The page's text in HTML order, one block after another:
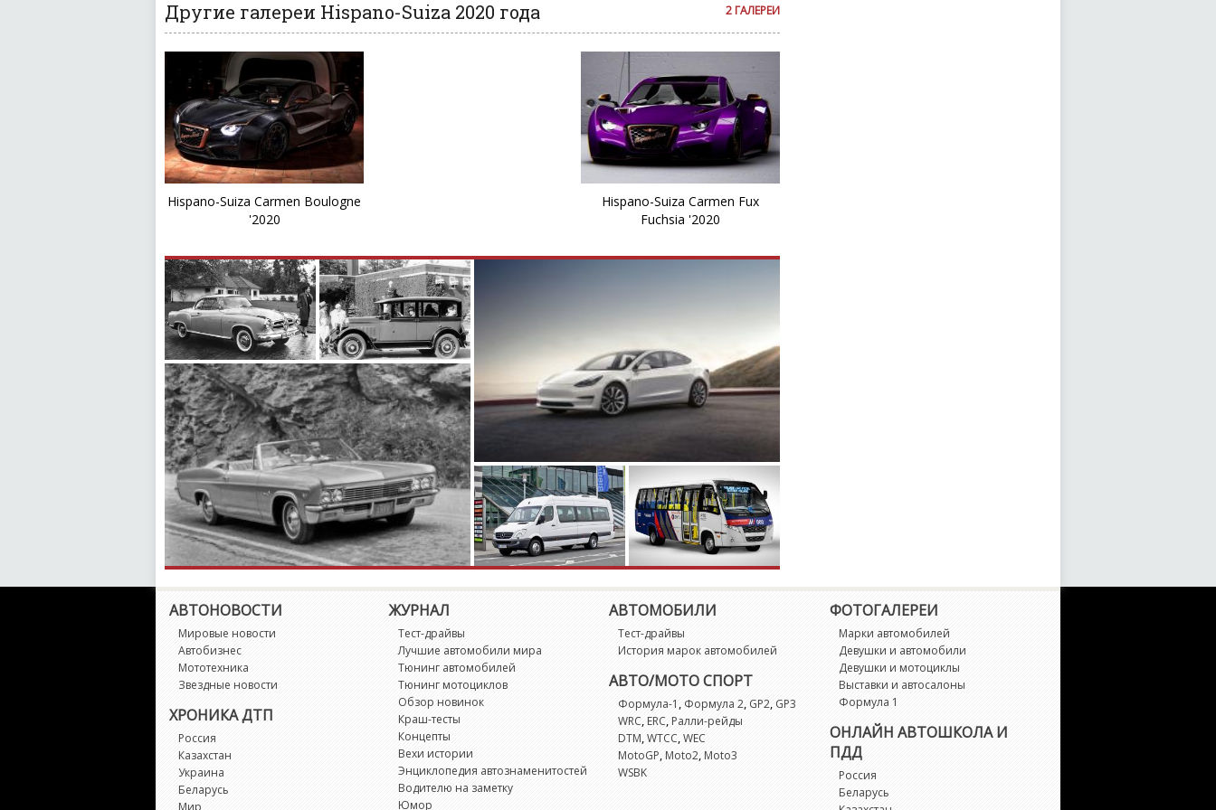
2 ГАЛЕРЕИ
Другие галереи Hispano-Suiza 2020 года
Hispano-Suiza Carmen Boulogne
'2020
Hispano-Suiza Carmen Fux
Fuchsia '2020
АВТОНОВОСТИ
Мировые новости
Автобизнес
Мототехника
Звездные новости
ХРОНИКА ДТП
Россия
Казахстан
Украина
Беларусь
ЖУРНАЛ
Тест-драйвы
Лучшие автомобили мира
Тюнинг автомобилей
Тюнинг мотоциклов
Обзор новинок
Краш-тесты
Концепты
Вехи истории
Энциклопедия автознаменитостей
Водителю на заметку
Юмор
АВТОМОБИЛИ
Тест-драйвы
История марок автомобилей
АВТО/МОТО СПОРТ
Формула-1 , Формула 2, GP2, GP3
WRC,ERC,Ралли-рейды
DTM,WTCC,WEC
MotoGP,Moto2,Moto3
WSBK
ФОТОГАЛЕРЕИ
Марки автомобилей
Девушки и автомобили
Девушки и мотоциклы
Выставки и автосалоны
Формула 1
ОНЛАЙН АВТОШКОЛА И
ПДД
Россия
Беларусь